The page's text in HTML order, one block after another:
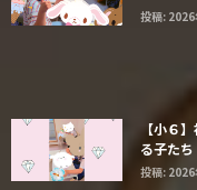
投稿:
【小６
る子たち
投稿: